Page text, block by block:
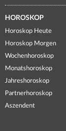
HOROSKOP
Horoskop Heute
Horoskop Morgen
Wochenhoroskop
Monatshoroskop
Jahreshoroskop
Partnerhoroskop
Aszendent